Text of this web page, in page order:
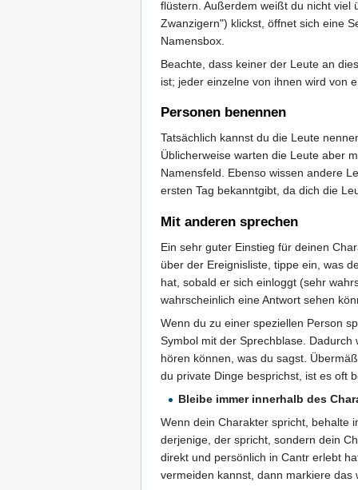
flüstern. Außerdem weißt du nicht viel
Zwanzigern") klickst, öffnet sich eine
Namensbox.
Beachte, dass keiner der Leute an
ist; jeder einzelne von ihnen wird von
Personen benennen
Tatsächlich kannst du die Leute
Üblicherweise warten die Leute aber
Namensfeld. Ebenso wissen andere
ersten Tag bekanntgibt, da dich die
Mit anderen sprechen
Ein sehr guter Einstieg für deinen
über der Ereignisliste, tippe ein, was
hat, sobald er sich einloggt (sehr
wahrscheinlich eine Antwort sehen
Wenn du zu einer speziellen Person
Symbol mit der Sprechblase.
hören können, was du sagst.
du private Dinge besprichst, ist es oft
Bleibe immer innerhalb des
Wenn dein Charakter spricht, behalte
derjenige, der spricht, sondern dein
direkt und persönlich in Cantr erlebt
vermeiden kannst, dann markiere